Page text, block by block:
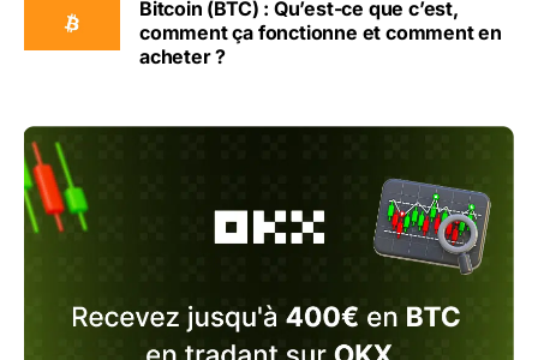
Bitcoin (BTC) : Qu’est-ce que c’est,
comment ça fonctionne et comment en
acheter ?